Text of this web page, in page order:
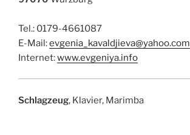
Tel.: 0179-4661087
E-Mail:evgenia_kavaldjieva@yahoo.com
Internet:www.evgeniya.info
Schlagzeug, Klavier, Marimba